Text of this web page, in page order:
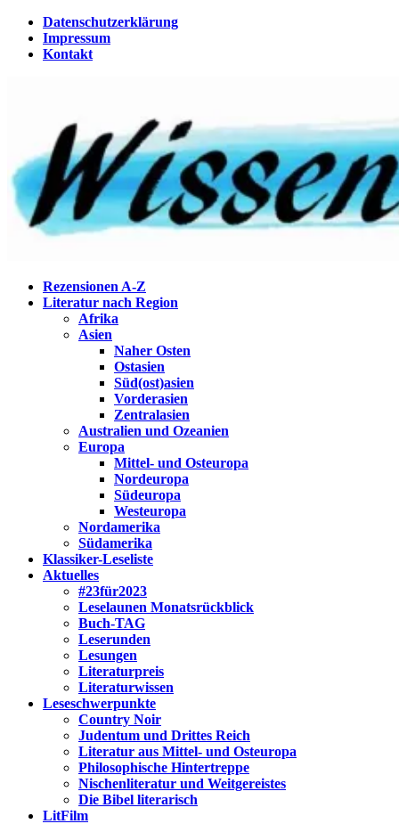
Zum
Inhalt
springen
Datenschutzerklärung
Impressum
Kontakt
Wissenstagebuch
Eine Gabel für die Suppe der Weisheit
Rezensionen A-Z
Literatur nach Region
Afrika
Asien
Naher Osten
Ostasien
Süd(ost)asien
Vorderasien
Zentralasien
Australien und Ozeanien
Europa
Mittel- und Osteuropa
Nordeuropa
Südeuropa
Westeuropa
Nordamerika
Südamerika
Klassiker-Leseliste
Aktuelles
#23für2023
Leselaunen Monatsrückblick
Buch-TAG
Leserunden
Lesungen
Literaturpreis
Literaturwissen
Leseschwerpunkte
Country Noir
Judentum und Drittes Reich
Literatur aus Mittel- und Osteuropa
Philosophische Hintertreppe
Nischenliteratur und Weitgereistes
Die Bibel literarisch
LitFilm